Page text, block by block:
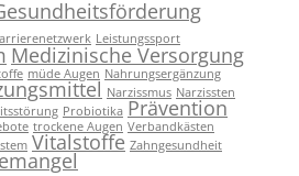
Leistungssport
Medizinische Versorgung
müde Augen Nahrungsergänzung
Narzissmus Narzissten
Probiotika Prävention
trockene Augen Verbandkästen
Vitalstoffe Zahngesundheit